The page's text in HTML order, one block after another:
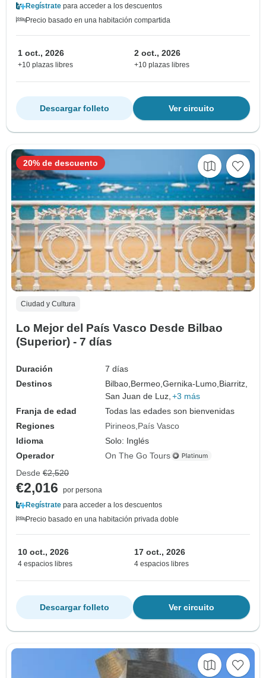
Regístrate para acceder a los descuentos
Precio basado en una habitación compartida
1 oct., 2026
+10 plazas libres
2 oct., 2026
+10 plazas libres
Ver circuito
Descargar folleto
Ciudad y Cultura
Lo Mejor del País Vasco Desde Bilbao
(Superior) - 7 días
Duración
7 días
Destinos
Bilbao, Bermeo,Gernika-Lumo, Biarritz,
San Juan de Luz, +3 más
Franja de edad
Todas las edades son bienvenidas
Regiones
Pirineos País Vasco
Idioma
Solo: Inglés
Operador
On The Go Tours
20% de descuento
Desde €2,520
€2,016
por persona
Regístrate para acceder a los descuentos
Precio basado en una habitación privada doble
10 oct., 2026
4 espacios libres
17 oct., 2026
4 espacios libres
Ver circuito
Descargar folleto